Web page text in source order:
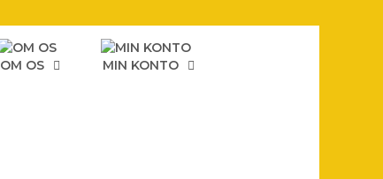
OM OS MIN KONTO